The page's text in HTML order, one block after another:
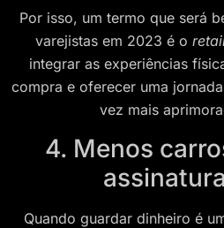
Por isso, um termo que será
varejistas em 2023 é o
integrar as experiências
compra e oferecer uma
vez mais
4. Menos
Quando guardar dinheiro é